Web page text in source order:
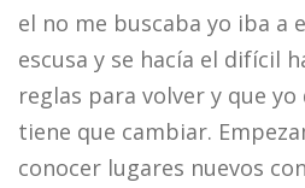
el no me buscaba yo iba a
escusa y se hacía el difícil
reglas para volver y que
tiene que cambiar.
conocer lugares nuevos